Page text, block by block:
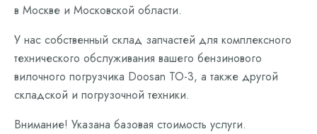
в Москве и Московской области.
У нас собственный склад запчастей для комплексного
технического обслуживания вашего бензинового
вилочного погрузчика Doosan ТО-3, а также другой
складской и погрузочной техники.
Внимание! Указана базовая стоимость услуги.